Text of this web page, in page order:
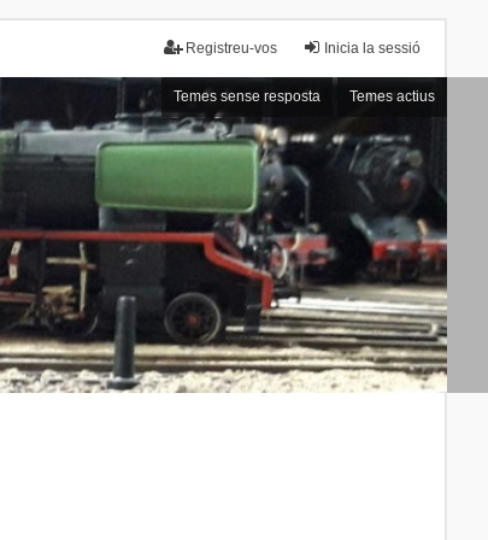
Inicia la sessió
Registreu-vos
Temes sense resposta Temes actius